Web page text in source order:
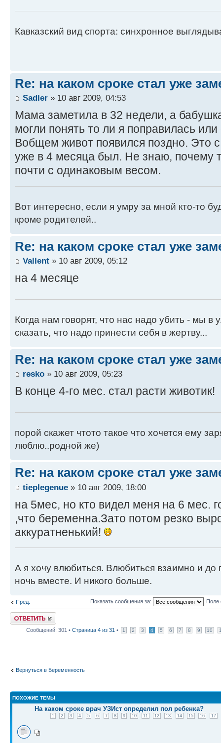
Кавказский вид спорта: синхронное
Re: на каком сроке стал уже
Sadler » 10 авг 2009, 04:53
Мама заметила в 32 недели, а
могли понять то ли я поправилась
Вобщем живот появился поздно. Это
уже в 4 месяца был. Не знаю, почему
почти с одинаковым весом.
Вот интересно, если я умру за мной кто-то
кроме родителей..
Re: на каком сроке стал уже
Vallent » 10 авг 2009, 05:12
на 4 месяце
Когда нам говорят, что нас надо убить - мы в
сказать, что надо принести себя в жертву...
Re: на каком сроке стал уже
resko » 10 авг 2009, 05:23
В конце 4-го мес. стал расти животик!
порой скажет чтото такое что хочется ему
люблю..родной же)
Re: на каком сроке стал уже
tieplegenue » 10 авг 2009, 18:00
на 5мес, но кто видел меня на 6 мес.
,что беременна.Зато потом резко
аккуратненький!
А я хочу влюбиться. Влюбиться взаимно и до
ночь вместе. И никого больше.
Пред. Показать сообщения за: Поле
Ответить
Сообщений: 301 • Страница 4 из 31 • 1 2 3 4 5 6 7 8 9 10
Вернуться в Беременность
ПОХОЖИЕ ТЕМЫ
На каком сроке врач УЗИст определил пол ребенка?
1 2 3 4 5 6 7 8 9 10 11 12 13 14 15 16 17